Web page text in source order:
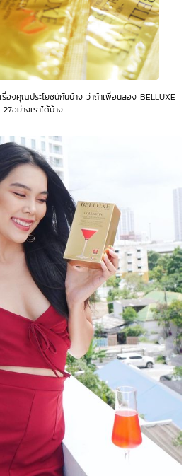
องคุณประโยชน์กันบ้าง ว่าถ้าเพื่อนลอง BELLUXE
อย่างเราได้บ้าง